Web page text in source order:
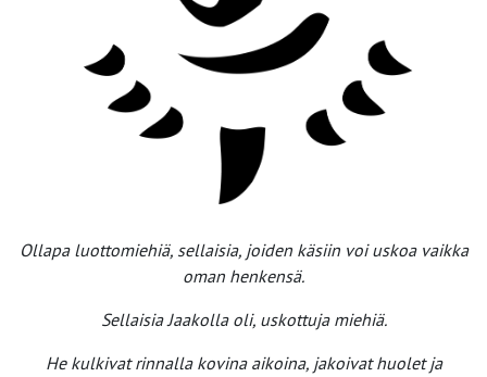
Ollapa luottomiehiä, sellaisia, joiden käsiin voi uskoa vaikka
oman henkensä.
Sellaisia Jaakolla oli, uskottuja miehiä.
He kulkivat rinnalla kovina aikoina, jakoivat huolet ja